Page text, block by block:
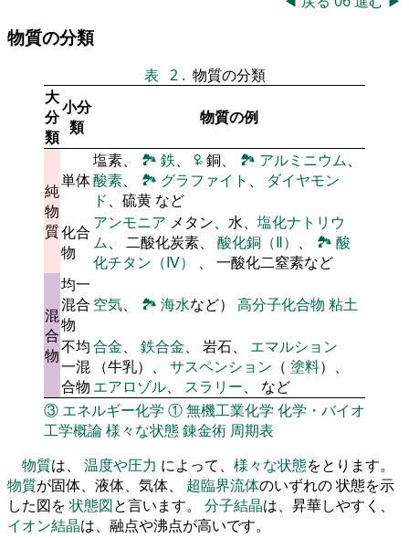
物質の分類
表 2 . 物質の分類
大
分
類
小分
類
物質の例
純
物
質
単体
塩素、 🏞 鉄、 🜠銅、 🏞 アルミニウム、
酸素、 🏞 グラファイト 、 ダイヤモン
ド、硫黄 など
化合
物
アンモニア メタン、水、 塩化ナトリウ
ム、 二酸化炭素、 酸化銅（Ⅱ） 、 🏞 酸
化チタン（Ⅳ） 、 一酸化二窒素など
混
合
物
均一
混合
物
空気、 🏞 海水など） 高分子化合物 粘土
不均
一混
合物
合金、 鉄合金、 岩石、 エマルション
（牛乳）、 サスペンション （ 塗料）、
エアロゾル、 スラリー、 など
③ エネルギー化学 ①無機工業化学 化学・バイオ
工学概論様々な状態錬金術 周期表
物質は、 温度や圧力 によって、 様々な状態をとります。
物質が固体、液体、気体、 超臨界流体のいずれの 状態を示
した図を 状態図と言います。 分子結晶は、昇華しやすく、
イオン結晶は、融点や沸点が高いです。